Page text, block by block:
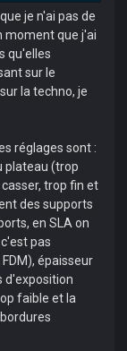
je n'ai pas de
moment que j'ai
qu'elles
sur le
la techno, je
réglages sont :
plateau (trop
trop fin et
des supports
en SLA on
pas
épaisseur
d'exposition
faible et la